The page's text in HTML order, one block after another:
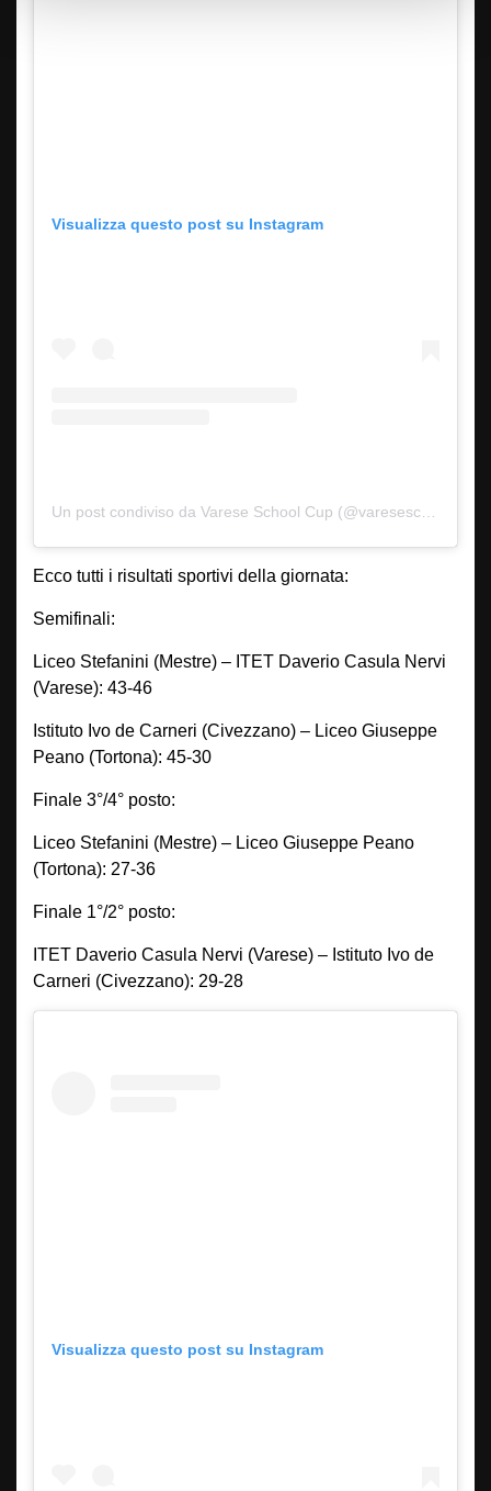
Visualizza questo post su Instagram
Ecco tutti i risultati sportivi della giornata:
Semifinali:
Liceo Stefanini (Mestre) – ITET Daverio Casula Nervi
(Varese): 43-46
Istituto Ivo de Carneri (Civezzano) – Liceo Giuseppe
Peano (Tortona): 45-30
Finale 3°/4° posto:
Liceo Stefanini (Mestre) – Liceo Giuseppe Peano
(Tortona): 27-36
Finale 1°/2° posto:
ITET Daverio Casula Nervi (Varese) – Istituto Ivo de
Carneri (Civezzano): 29-28
Visualizza questo post su Instagram